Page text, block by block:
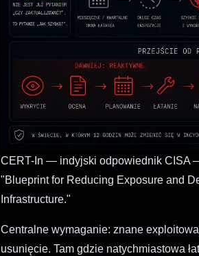
CERT-In — indyjski odpowiednik CISA
"Blueprint for Reducing Exposure and
Infrastructure."
Centralne wymaganie: znane
usunięcie. Tam gdzie natychmiastowa